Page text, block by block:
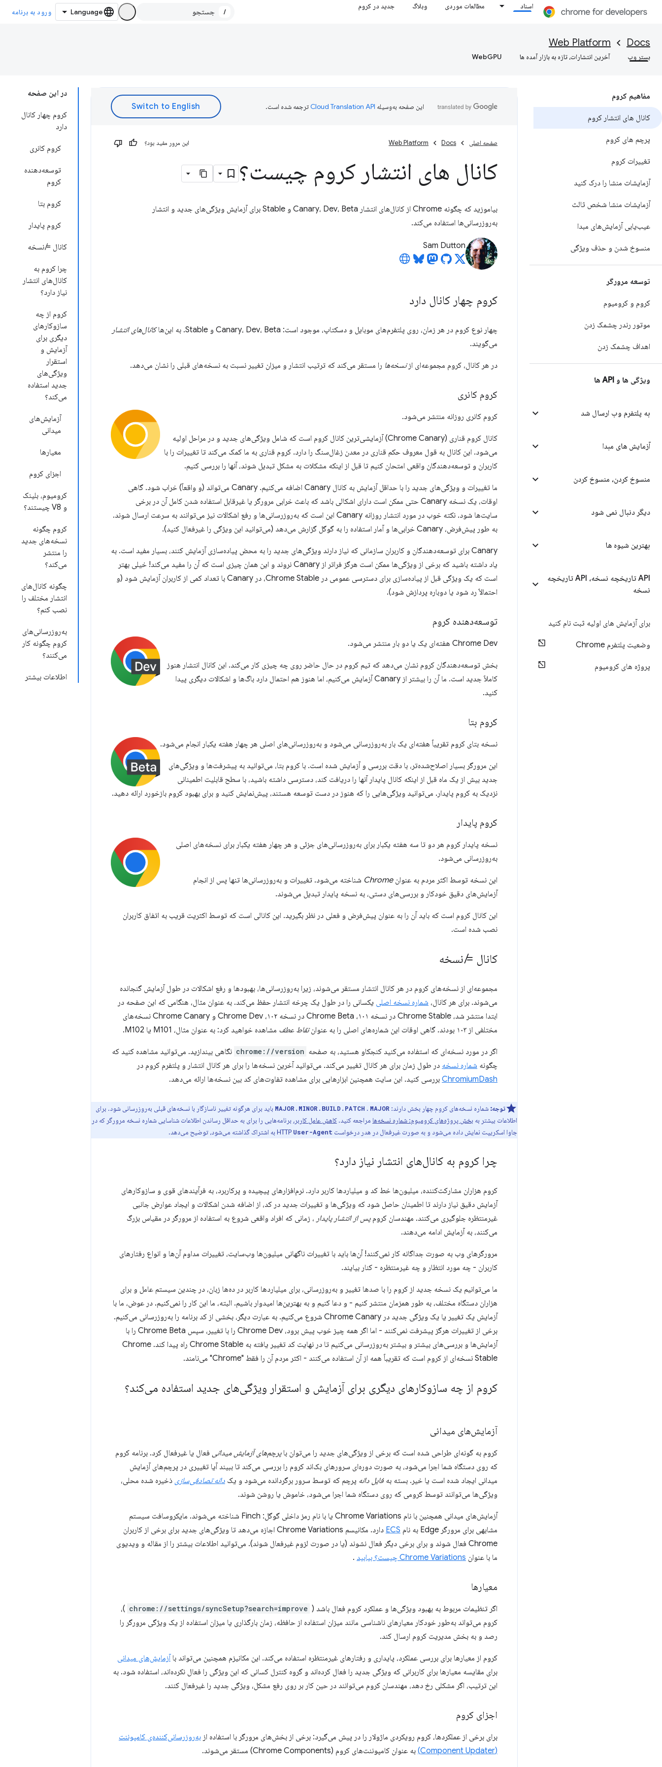
اسناد مطالعات موردی وبلاگ جدید در کروم
/ ورود به برنامه
Docs
Web Platform
بستر وب آخرین انتشارات، تازه به بازار آمده ها WebGPU
مفاهیم کروم
کانال های انتشار کروم
پرچم های کروم
تغییرات کروم
آزمایشات منشا را درک کنید
آزمایشات منشا شخص ثالث
عیب‌یابی آزمایش‌های مبدا
منسوخ شدن و حذف ویژگی
توسعه مرورگر
کروم و کرومیوم
موتور رندر چشمک زدن
اهداف چشمک زدن
ویژگی ها و API ها
به پلتفرم وب ارسال شد
آزمایش های مبدا
منسوخ کردن، منسوخ کردن
دیگر دنبال نمی شود
بهترین شیوه ها
API تاریخچه نسخه، API تاریخچه
نسخه
برای آزمایش های اولیه ثبت نام کنید
وضعیت پلتفرم Chrome
پروژه های کرومیوم
در این صفحه
کروم چهار کانال
دارد
کروم کانری
توسعه‌دهنده
کروم
کروم بتا
کروم پایدار
کانال ≠ نسخه
چرا کروم به
کانال‌های انتشار
نیاز دارد؟
کروم از چه
سازوکارهای
دیگری برای
آزمایش و
استقرار
ویژگی‌های
جدید استفاده
می‌کند؟
آزمایش‌های
میدانی
معیارها
اجزای کروم
کرومیوم، بلینک
و V8 چیستند؟
کروم چگونه
نسخه‌های جدید
را منتشر
می‌کند؟
چگونه کانال‌های
انتشار مختلف را
نصب کنم؟
به‌روزرسانی‌های
کروم چگونه کار
می‌کنند؟
اطلاعات بیشتر
این صفحه به‌وسیله ترجمه شده است.
صفحه اصلی Docs
Web Platform این مرور مفید بود؟
کانال های انتشار کروم چیست؟
بیاموزید که چگونه Chrome از کانال‌های انتشار Canary، Dev، Beta و Stable برای آزمایش ویژگی‌های جدید و انتشار
به‌روزرسانی‌ها استفاده می‌کند.
Sam Dutton
کروم چهار کانال دارد
چهار نوع کروم در هر زمان، روی پلتفرم‌های موبایل و دسکتاپ، موجود است: Canary، Dev، Beta و Stable. به این‌ها
کانال‌های انتشار
می‌گویند.
در هر کانال، کروم مجموعه‌ای ازنسخه‌ها را مستقر می‌کند که ترتیب انتشار و میزان تغییر نسبت به نسخه‌های قبلی را نشان می‌دهد.
کروم کانری
کروم کانری روزانه منتشر می‌شود.
کانال کروم قناری (Chrome Canary) آزمایشی‌ترین کانال کروم است که شامل ویژگی‌های جدید و در مراحل اولیه
می‌شود. این کانال به قول معروف حکم قناری در معدن زغال‌سنگ را دارد. کروم قناری به ما کمک می‌کند تا تغییرات را با
کاربران و توسعه‌دهندگان واقعی امتحان کنیم تا قبل از اینکه مشکلات به مشکل تبدیل شوند، آنها را بررسی کنیم.
ما تغییرات و ویژگی‌های جدید را با حداقل آزمایش به کانال Canary اضافه می‌کنیم. Canary می‌تواند (و واقعاً) خراب شود. گاهی
اوقات، یک نسخه Canary حتی ممکن است دارای اشکالی باشد که باعث خرابی مرورگر یا غیرقابل استفاده شدن کامل آن در برخی
سایت‌ها شود. نکته خوب در مورد انتشار روزانه Canary این است که به‌روزرسانی‌ها و رفع اشکالات نیز می‌توانند به سرعت ارسال شوند.
به طور پیش‌فرض، Canary خرابی‌ها و آمار استفاده را به گوگل گزارش می‌دهد (می‌توانید این ویژگی را غیرفعال کنید).
Canary برای توسعه‌دهندگان و کاربران سازمانی که نیاز دارند ویژگی‌های جدید را به محض پیاده‌سازی آزمایش کنند، بسیار مفید است. به
یاد داشته باشید که برخی از ویژگی‌ها ممکن است هرگز فراتر از Canary نروند و این همان چیزی است که آن را مفید می‌کند! خیلی بهتر
است که یک ویژگی قبل از پیاده‌سازی برای دسترسی عمومی در Chrome Stable، در Canary با تعداد کمی از کاربران آزمایش شود (و
احتمالاً رد شود یا دوباره پردازش شود).
توسعه‌دهنده کروم
Chrome Dev هفته‌ای یک یا دو بار منتشر می‌شود.
بخش توسعه‌دهندگان کروم نشان می‌دهد که تیم کروم در حال حاضر روی چه چیزی کار می‌کند. این کانال انتشار هنوز
کاملاً جدید است. ما آن را بیشتر از Canary آزمایش می‌کنیم، اما هنوز هم احتمال دارد باگ‌ها و اشکالات دیگری پیدا
کنید.
کروم بتا
نسخه بتای کروم تقریباً هفته‌ای یک بار به‌روزرسانی می‌شود و به‌روزرسانی‌های اصلی هر چهار هفته یکبار انجام می‌شود.
این مرورگر بسیار اصلاح‌شده‌تر، با دقت بررسی و آزمایش شده است. با کروم بتا، می‌توانید به پیشرفت‌ها و ویژگی‌های
جدید بیش از یک ماه قبل از اینکه کانال پایدار آنها را دریافت کند، دسترسی داشته باشید، با سطح قابلیت اطمینانی
نزدیک به کروم پایدار. می‌توانید ویژگی‌هایی را که هنوز در دست توسعه هستند، پیش‌نمایش کنید و برای بهبود کروم بازخورد ارائه دهید.
کروم پایدار
نسخه پایدار کروم هر دو تا سه هفته یکبار برای به‌روزرسانی‌های جزئی و هر چهار هفته یکبار برای نسخه‌های اصلی
به‌روزرسانی می‌شود.
این نسخه توسط اکثر مردم به عنوانChrome شناخته می‌شود. تغییرات و به‌روزرسانی‌ها تنها پس از انجام
آزمایش‌های دقیق خودکار و بررسی‌های دستی، به نسخه پایدار تبدیل می‌شوند.
این کانال کروم است که باید آن را به عنوان پیش‌فرض و فعلی در نظر بگیرید. این کانالی است که توسط اکثریت قریب به اتفاق کاربران
نصب شده است.
کانال ≠ نسخه
مجموعه‌ای از نسخه‌های کروم در هر کانال انتشار مستقر می‌شوند، زیرا به‌روزرسانی‌ها، بهبودها و رفع اشکالات در طول آزمایش گنجانده
می‌شوند. برای هر کانال، شماره نسخه اصلی یکسانی را در طول یک چرخه انتشار حفظ می‌کند. به عنوان مثال، هنگامی که این صفحه در
ابتدا منتشر شد، Chrome Stable در نسخه ۱۰۱، Chrome Beta در نسخه ۱۰۲، Chrome Dev و Chrome Canary نسخه‌های
مختلفی از ۱۰۳ بودند. گاهی اوقات این شماره‌های اصلی را به عنوان
نقاط عطف مشاهده خواهید کرد: به عنوان مثال، M101 یا M102.
اگر در مورد نسخه‌ای که استفاده می‌کنید کنجکاو هستید، به صفحه chrome://version نگاهی بیندازید. می‌توانید مشاهده کنید که
چگونه شماره نسخه در طول زمان برای هر کانال تغییر می‌کند. می‌توانید آخرین نسخه‌ها را برای هر کانال انتشار و پلتفرم کروم در
ChromiumDash بررسی کنید. این سایت همچنین ابزارهایی برای مشاهده تفاوت‌های کد بین نسخه‌ها ارائه می‌دهد.
توجه: شماره نسخه‌های کروم چهار بخش دارند: MAJOR.MINOR.BUILD.PATCH . MAJOR
باید برای هرگونه تغییر ناسازگار با نسخه‌های قبلی به‌روزرسانی شود. برای
اطلاعات بیشتر به بخش پروژه‌های کرومیوم: شماره نسخه‌ها مراجعه کنید. کاهش عامل کاربر، برنامه‌هایی را برای به حداقل رساندن اطلاعات شناسایی شماره نسخه مرورگر که در
جاوا اسکریپت نمایش داده می‌شود و به صورت غیرفعال در هدر درخواست HTTP User-Agent به اشتراک گذاشته می‌شود، توضیح می‌دهد.
چرا کروم به کانال‌های انتشار نیاز دارد؟
کروم هزاران مشارکت‌کننده، میلیون‌ها خط کد و میلیاردها کاربر دارد. نرم‌افزارهای پیچیده و پرکاربرد، به فرآیندهای قوی و سازوکارهای
آزمایش دقیق نیاز دارند تا اطمینان حاصل شود که ویژگی‌ها و تغییرات جدید در کد، از اضافه شدن اشکالات و ایجاد عوارض جانبی
غیرمنتظره جلوگیری می‌کنند. مهندسان کرومپس از انتشار پایدار ، زمانی که افراد واقعی شروع به استفاده از مرورگر در مقیاس بزرگ
می‌کنند، به آزمایش ادامه می‌دهند.
مرورگرهای وب به صورت جداگانه کار نمی‌کنند! آن‌ها باید با تغییرات ناگهانی میلیون‌ها وب‌سایت، تغییرات مداوم آن‌ها و انواع رفتارهای
کاربران - چه مورد انتظار و چه غیرمنتظره - کنار بیایند.
ما می‌توانیم یک نسخه جدید از کروم را با صدها تغییر و به‌روزرسانی، برای میلیاردها کاربر در ده‌ها زبان، در چندین سیستم عامل و برای
هزاران دستگاه مختلف، به طور همزمان منتشر کنیم - و دعا کنیم و به بهترین‌ها امیدوار باشیم. البته، ما این کار را نمی‌کنیم. در عوض، ما با
آزمایش یک تغییر یا یک ویژگی جدید در Chrome Canary شروع می‌کنیم. به عبارت دیگر، بخشی از کد برنامه را به‌روزرسانی می‌کنیم.
برخی از تغییرات هرگز پیشرفت نمی‌کنند - اما اگر همه چیز خوب پیش برود، Chrome Dev را با تغییر، سپس Chrome Beta را با
آزمایش‌ها و بررسی‌های بیشتر و بیشتر به‌روزرسانی می‌کنیم تا در نهایت کد تغییر یافته به Chrome Stable راه پیدا کند. Chrome
Stable نسخه‌ای از کروم است که تقریباً همه از آن استفاده می‌کنند - اکثر مردم آن را فقط "Chrome" می‌نامند.
کروم از چه سازوکارهای دیگری برای آزمایش و استقرار ویژگی‌های جدید استفاده می‌کند؟
آزمایش‌های میدانی
کروم به گونه‌ای طراحی شده است که برخی از ویژگی‌های جدید را می‌توان باپرچم‌های آزمایش میدانی فعال یا غیرفعال کرد. برنامه کروم
که روی دستگاه شما اجرا می‌شود، به صورت دوره‌ای سرورهای بک‌اند کروم را بررسی می‌کند تا ببیند آیا تغییری در پرچم‌های آزمایش
میدانی ایجاد شده است یا خیر. بسته بهفایل دانه پرچم که توسط سرور برگردانده می‌شود و یک دانه تصادفی‌سازی ذخیره شده محلی،
ویژگی‌ها می‌توانند توسط کرومی که روی دستگاه شما اجرا می‌شود، خاموش یا روشن شوند.
آزمایش‌های میدانی همچنین با نام Chrome Variations یا با نام رمز داخلی گوگل: Finch شناخته می‌شوند. مایکروسافت سیستم
مشابهی برای مرورگر Edge به نام
ECS
دارد. مکانیسم Chrome Variations اجازه می‌دهد تا ویژگی‌های جدید برای برخی از کاربران
Chrome فعال شوند و برای برخی دیگر فعال نشوند (یا در صورت لزوم غیرفعال شوند). می‌توانید اطلاعات بیشتر را از مقاله و ویدیوی
ما با عنوان Chrome Variations چیست؟ بیابید .
معیارها
اگر تنظیمات مربوط به بهبود ویژگی‌ها و عملکرد کروم فعال باشد ( chrome://settings/syncSetup?search=improve )،
کروم می‌تواند به‌طور خودکار معیارهای ناشناسی مانند میزان استفاده از حافظه، زمان بارگذاری یا میزان استفاده از یک ویژگی مرورگر را
رصد و به بخش مدیریت کروم ارسال کند.
کروم از معیارها برای بررسی عملکرد، پایداری و رفتارهای غیرمنتظره استفاده می‌کند. این مکانیزم همچنین می‌تواند با آزمایش‌های میدانی
برای مقایسه معیارها برای کاربرانی که ویژگی جدید را فعال کرده‌اند و گروه کنترل کسانی که این ویژگی را فعال نکرده‌اند، استفاده شود. به
این ترتیب، اگر مشکلی رخ دهد، مهندسان کروم می‌توانند در حین کار بر روی رفع مشکل، ویژگی جدید را غیرفعال کنند.
اجزای کروم
برای برخی از عملکردها، کروم رویکردی ماژولار را در پیش می‌گیرد: برخی از بخش‌های مرورگر با استفاده از به‌روزرسانی‌کننده‌ی کامپوننت
(Component Updater)
به عنوان کامپوننت‌های کروم (Chrome Components) مستقر می‌شوند.